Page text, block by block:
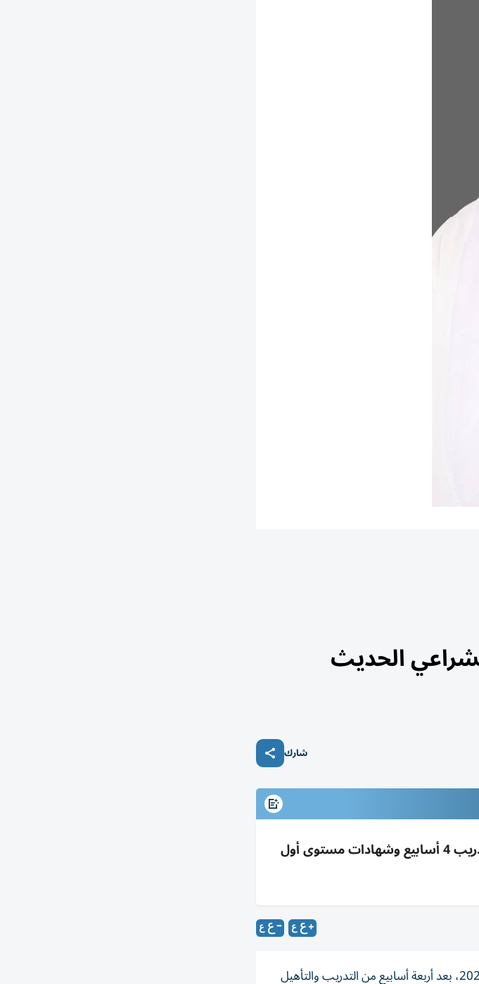
الحديث
شارك
اختتم «دبي البحري» مخيم الإبحار الشراعي 2026 لـ6-15 عاماً ببولغاري دبي؛ تدريب 4 أسابيع وشهادات مستوى أول
اختتم نادي دبي الدولي للرياضات البحرية فعاليات المخيم الصيفي للإبحار الشراعي الحديث 2026، بعد أربعة أسابيع من التدريب والتأهيل